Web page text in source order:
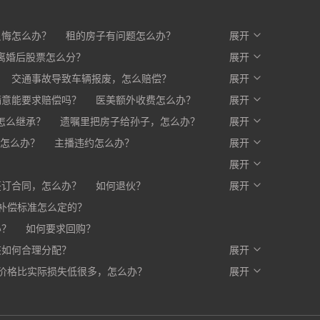
怎么办？
租的房子有问题怎么办？
办？
开发商不交房怎么办?
展开
婚后股票怎么分？
展开
交通事故导致车辆报废，怎么赔偿？
展开
能要求赔偿吗？
医美额外收费怎么办？
部分，剩下的怎么办？
展开
么继承？
遗嘱里把房子给孙子，怎么办？
展开
么办？
主播违约怎么办？
展开
展开
合同，怎么办？
如何退伙？
展开
偿标准怎么定的？
如何要求回购？
何合理分配？
入合同，有口头约定有效吗？
展开
比实际损失低很多，怎么办？
展开